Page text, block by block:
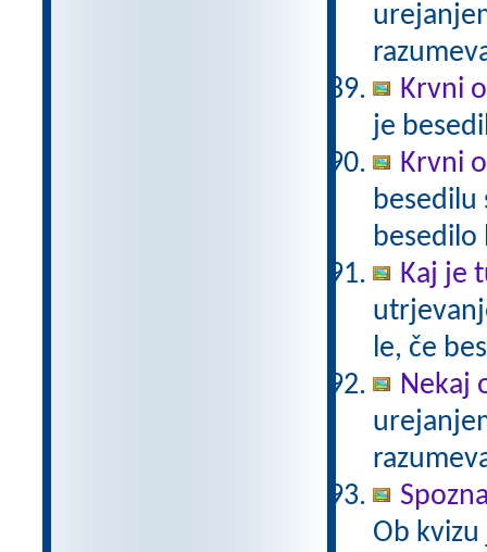
Krvni
je
Krvni
besedilu
besedilo
Kaj je
le, če
Nekaj
Ob